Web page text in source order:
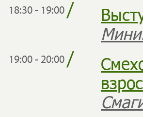
18:30 - 19:00/
19:00 - 20:00/